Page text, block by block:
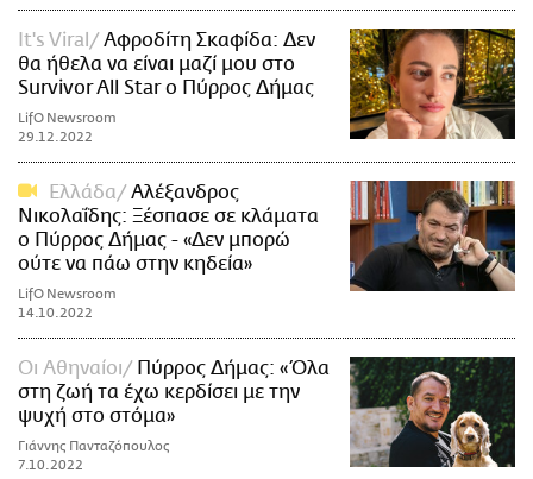
It's Viral
Αφροδίτη Σκαφίδα: Δεν
θα ήθελα να είναι μαζί μου στο
Survivor All Star ο Πύρρος Δήμας
LifO Newsroom
29.12.2022
Ελλάδα
Αλέξανδρος
Νικολαΐδης: Ξέσπασε σε κλάματα
ο Πύρρος Δήμας - «Δεν μπορώ
ούτε να πάω στην κηδεία»
LifO Newsroom
14.10.2022
Οι Αθηναίοι
Πύρρος Δήμας: «Όλα
στη ζωή τα έχω κερδίσει με την
ψυχή στο στόμα»
Γιάννης Πανταζόπουλος
7.10.2022